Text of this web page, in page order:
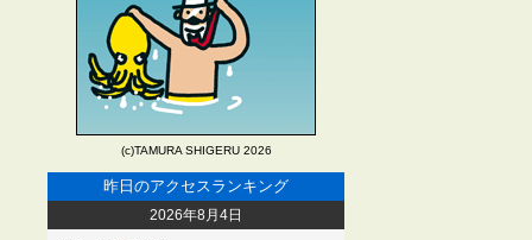
(c)TAMURA SHIGERU 2026
昨日のアクセスランキング
2026年8月4日